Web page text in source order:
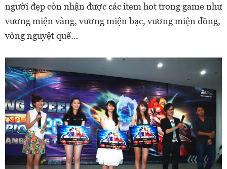
người đẹp còn nhận được các item hot trong game như
vương miện vàng, vương miện bạc, vương miện đồng,
vòng nguyệt quế…